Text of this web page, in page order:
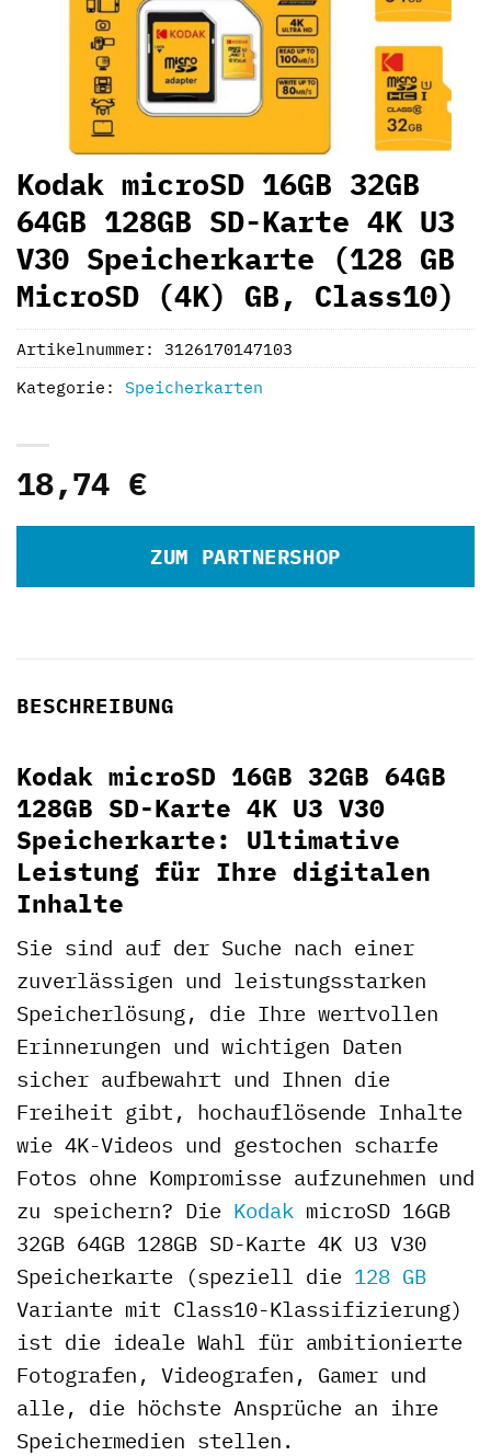
Kodak microSD 16GB 32GB
64GB 128GB SD-Karte 4K U3
V30 Speicherkarte (128 GB
MicroSD (4K) GB, Class10)
18,74 €
ZUM PARTNERSHOP
Artikelnummer: 3126170147103
Kategorie: Speicherkarten
BESCHREIBUNG
Kodak microSD 16GB 32GB 64GB
128GB SD-Karte 4K U3 V30
Speicherkarte: Ultimative
Leistung für Ihre digitalen
Inhalte
Sie sind auf der Suche nach einer
zuverlässigen und leistungsstarken
Speicherlösung, die Ihre wertvollen
Erinnerungen und wichtigen Daten
sicher aufbewahrt und Ihnen die
Freiheit gibt, hochauflösende Inhalte
wie 4K-Videos und gestochen scharfe
Fotos ohne Kompromisse aufzunehmen und
zu speichern? Die Kodak microSD 16GB
32GB 64GB 128GB SD-Karte 4K U3 V30
Speicherkarte (speziell die 128 GB
Variante mit Class10-Klassifizierung)
ist die ideale Wahl für ambitionierte
Fotografen, Videografen, Gamer und
alle, die höchste Ansprüche an ihre
Speichermedien stellen.